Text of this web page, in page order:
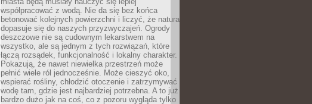
współpracować z wodą. Nie da się bez końca
betonować kolejnych powierzchni i liczyć, że natura
dopasuje się do naszych przyzwyczajeń. Ogrody
deszczowe nie są cudownym lekarstwem na
wszystko, ale są jednym z tych rozwiązań, które
łączą rozsądek, funkcjonalność i lokalny charakter.
Pokazują, że nawet niewielka przestrzeń może
pełnić wiele ról jednocześnie. Może cieszyć oko,
wspierać rośliny, chłodzić otoczenie i zatrzymywać
wodę tam, gdzie jest najbardziej potrzebna. A to już
bardzo dużo jak na coś, co z pozoru wygląda tylko